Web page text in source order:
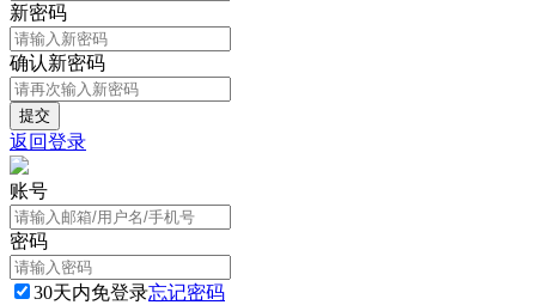
新密码
确认新密码
返回登录
账号
密码
30天内免登录忘记密码